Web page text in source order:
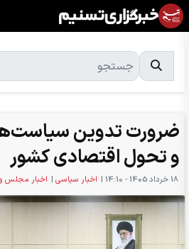
ضرورت تدوین
و تحول اقتصادی کشور
18 خرداد 1405 - 14:10 | اخبار سیاسی | اخبار مجلس